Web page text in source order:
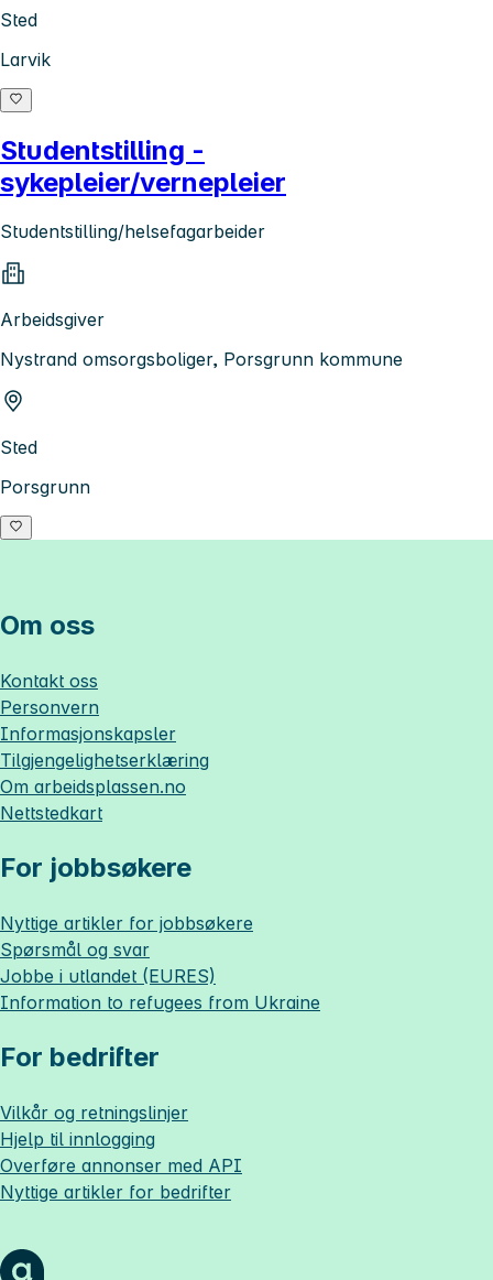
Sted
Larvik
Studentstilling -
sykepleier/vernepleier
Studentstilling/helsefagarbeider
Arbeidsgiver
Nystrand omsorgsboliger, Porsgrunn kommune
Sted
Porsgrunn
Om oss
Kontakt oss
Personvern
Informasjonskapsler
Tilgjengelighetserklæring
Om arbeidsplassen.no
Nettstedkart
For jobbsøkere
Nyttige artikler for jobbsøkere
Spørsmål og svar
Jobbe i utlandet (EURES)
Information to refugees from Ukraine
For bedrifter
Vilkår og retningslinjer
Hjelp til innlogging
Overføre annonser med API
Nyttige artikler for bedrifter